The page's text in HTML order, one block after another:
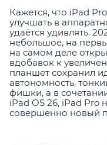
Кажется, что iPad
улучшать в
удаётся удивлять.
небольшое, на
на самом деле
вдобавок к
планшет сохранил
автономность,
фишки, а в
iPad OS 26, iPad Pro
совершенно новый